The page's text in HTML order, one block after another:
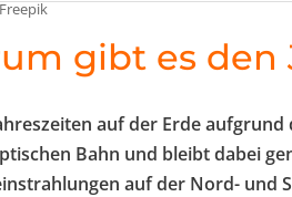
gibt es den
auf der Erde
Bahn und bleibt dabei
auf der Nord- und